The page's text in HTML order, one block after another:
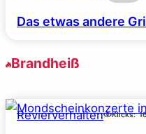
Das etwas andere
Brandheiß
Revierverhalten Klicks: